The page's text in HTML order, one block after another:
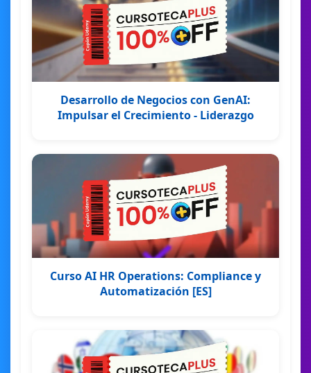
Desarrollo de Negocios con GenAI:
Impulsar el Crecimiento - Liderazgo
Curso AI HR Operations: Compliance y
Automatización [ES]